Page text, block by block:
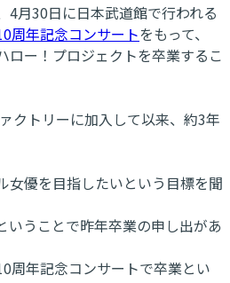
4月30日に日本武道館で行われる
周年記念コンサートをもって、
ロー！プロジェクトを卒業するこ
クトリーに加入して以来、約3年
女優を目指したいという目標を聞
いうことで昨年卒業の申し出があ
周年記念コンサートで卒業とい